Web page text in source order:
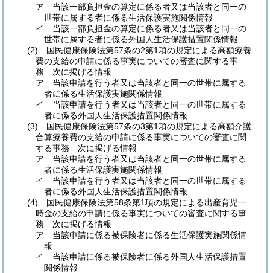
ア
当該一部負担金の算定に係る者又は当該者と同一の
世帯に属する者に係る生活保護実施関係情報
イ
当該一部負担金の算定に係る者又は当該者と同一の
世帯に属する者に係る外国人生活保護措置関係情報
(2)
国民健康保険法第57条の2第1項の規定による高額療養
費の支給の申請に係る事実についての審査に関する事
務 次に掲げる情報
ア
当該申請を行う者又は当該者と同一の世帯に属する
者に係る生活保護実施関係情報
イ
当該申請を行う者又は当該者と同一の世帯に属する
者に係る外国人生活保護措置関係情報
(3)
国民健康保険法第57条の3第1項の規定による高額介護
合算療養費の支給の申請に係る事実についての審査に関
する事務 次に掲げる情報
ア
当該申請を行う者又は当該者と同一の世帯に属する
者に係る生活保護実施関係情報
イ
当該申請を行う者又は当該者と同一の世帯に属する
者に係る外国人生活保護措置関係情報
(4)
国民健康保険法第58条第1項の規定による出産育児一
時金の支給の申請に係る事実についての審査に関する事
務 次に掲げる情報
ア
当該申請に係る被保険者に係る生活保護実施関係情
報
イ
当該申請に係る被保険者に係る外国人生活保護措置
関係情報